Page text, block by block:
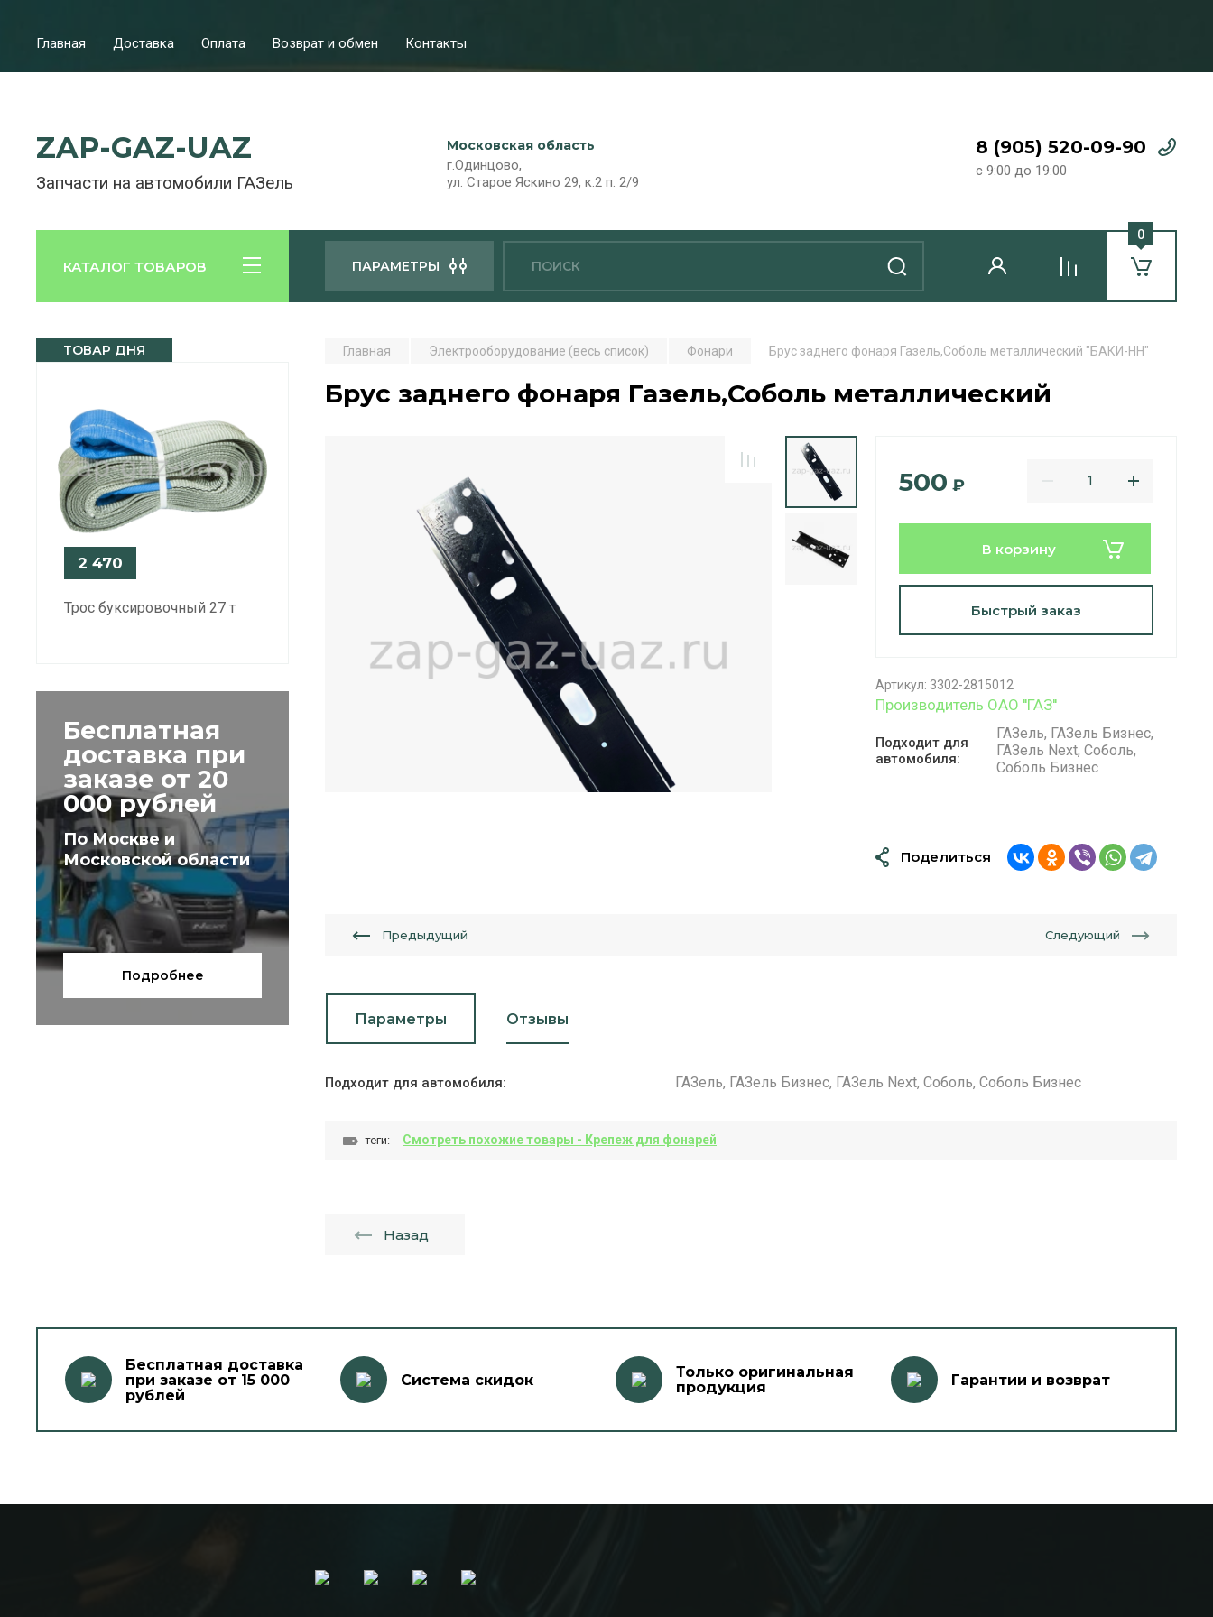
Главная Доставка Оплата Возврат и обмен Контакты
ZAP-GAZ-UAZ
Запчасти на автомобили ГАЗель
Московская область
г.Одинцово,
ул. Старое Яскино 29, к.2 п. 2/9
8 (905) 520-09-90
с 9:00 до 19:00
КАТАЛОГ ТОВАРОВ ПАРАМЕТРЫ
0
ТОВАР ДНЯ
2 470
Трос буксировочный 27 т
Бесплатная
доставка при
заказе от 20
000 рублей
По Москве и
Московской области
Подробнее
Главная Электрооборудование (весь список) Фонари Брус заднего фонаря Газель,Соболь металлический "БАКИ-НН"
Брус заднего фонаря Газель,Соболь металлический
500 ₽
В корзину
Быстрый заказ
Артикул: 3302-2815012
Производитель ОАО ''ГАЗ''
Подходит для
автомобиля:
ГАЗель, ГАЗель Бизнес,
ГАЗель Next, Соболь,
Соболь Бизнес
Поделиться
Предыдущий Следующий
Параметры Отзывы
Подходит для автомобиля: ГАЗель, ГАЗель Бизнес, ГАЗель Next, Соболь, Соболь Бизнес
теги: Смотреть похожие товары - Крепеж для фонарей
Назад
Бесплатная доставка
при заказе от 15 000
рублей
Система скидок
Только оригинальная
продукция
Гарантии и возврат